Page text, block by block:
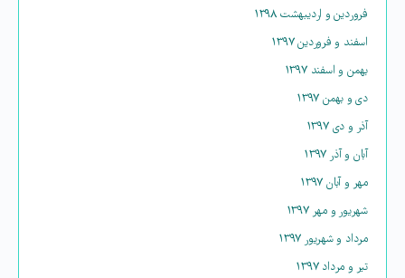
فروردین و اردیبهشت ۱۳۹۸
اسفند و فروردین ۱۳۹۷
بهمن و اسفند ۱۳۹۷
دی و بهمن ۱۳۹۷
آذر و دی ۱۳۹۷
آبان و آذر ۱۳۹۷
مهر و آبان ۱۳۹۷
شهریور و مهر ۱۳۹۷
مرداد و شهریور ۱۳۹۷
تیر و مرداد ۱۳۹۷